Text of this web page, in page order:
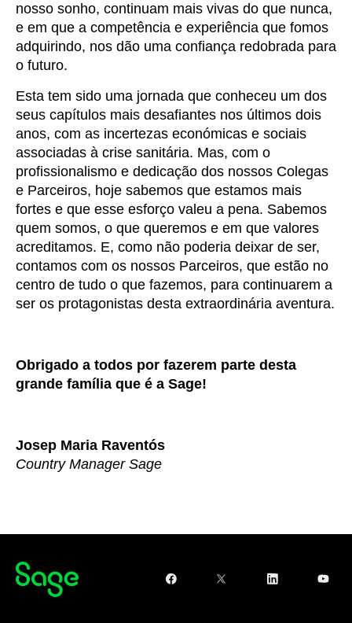
nosso sonho, continuam mais vivas do que nunca,
e em que a competência e experiência que fomos
adquirindo, nos dão uma confiança redobrada para
o futuro.
Esta tem sido uma jornada que conheceu um dos
seus capítulos mais desafiantes nos últimos dois
anos, com as incertezas económicas e sociais
associadas à crise sanitária. Mas, com o
profissionalismo e dedicação dos nossos Colegas
e Parceiros, hoje sabemos que estamos mais
fortes e que esse esforço valeu a pena. Sabemos
quem somos, o que queremos e em que valores
acreditamos. E, como não poderia deixar de ser,
contamos com os nossos Parceiros, que estão no
centro de tudo o que fazemos, para continuarem a
ser os protagonistas desta extraordinária aventura.
Obrigado a todos por fazerem parte desta
grande família que é a Sage!
Josep Maria Raventós
Country Manager Sage